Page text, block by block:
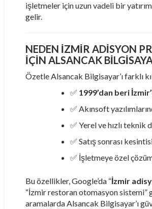
işletmeler için uzun vadeli bir
gelir.
NEDEN İZMIR ADISYON
İÇIN ALSANCAK
Özetle Alsancak Bilgisayar’ı farklı
✅ 1999’dan beri
✅ Akınsoft
✅ Yerel ve hızlı teknik
✅ Satış sonrası
✅ İşletmeye özel
Bu özellikler, Google’da “İzmir
“İzmir restoran otomasyon sistemi”
aramalarda Alsancak Bilgisayar’ı